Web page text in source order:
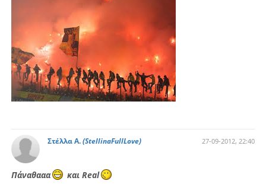
Στέλλα Α.(StellinaFullLove) 27-09-2012, 22:40
Πάναθααα και Real